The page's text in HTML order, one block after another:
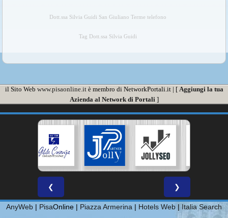
Dott.ssa Silvia Guidi San Giuliano Terme telefono
Tag Dott.ssa Silvia Guidi
il Sito Web www.pisaonline.itè membro di NetworkPortali.it | [ Aggiungi la tua
Azienda al Network di Portali ]
❮ ❯
AnyWeb | PisaOnline | Piazza Armerina | Hotels Web | Italia Search